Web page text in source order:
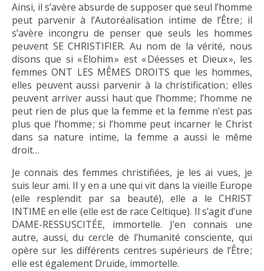
Ainsi, il s’avère absurde de supposer que seul l’homme
peut parvenir à l’Autoréalisation intime de l’Être ; il
s’avère incongru de penser que seuls les hommes
peuvent SE CHRISTIFIER. Au nom de la vérité, nous
disons que si « Elohim » est « Déesses et Dieux », les
femmes ONT LES MÊMES DROITS que les hommes,
elles peuvent aussi parvenir à la christification ; elles
peuvent arriver aussi haut que l’homme ; l’homme ne
peut rien de plus que la femme et la femme n’est pas
plus que l’homme ; si l’homme peut incarner le Christ
dans sa nature intime, la femme a aussi le même
droit…
Je connais des femmes christifiées, je les ai vues, je
suis leur ami. Il y en a une qui vit dans la vieille Europe
(elle resplendit par sa beauté), elle a le CHRIST
INTIME en elle (elle est de race Celtique). Il s’agit d’une
DAME-RESSUSCITÉE, immortelle. J’en connais une
autre, aussi, du cercle de l’humanité consciente, qui
opère sur les différents centres supérieurs de l’Être ;
elle est également Druide, immortelle.